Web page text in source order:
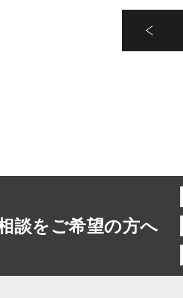
談をご希望の方へ